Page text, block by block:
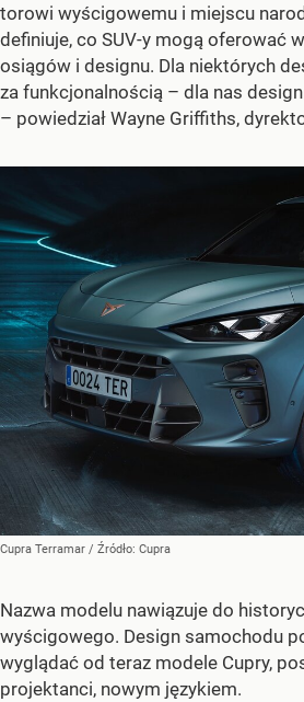
torowi wyścigowemu i miejscu
definiuje, co SUV-y mogą oferować
osiągów i designu. Dla niektórych
za funkcjonalnością – dla nas
– powiedział Wayne Griffiths,
Cupra Terramar / Źródło: Cupra
Nazwa modelu nawiązuje do
wyścigowego. Design samochodu
wyglądać od teraz modele Cupry,
projektanci, nowym językiem.